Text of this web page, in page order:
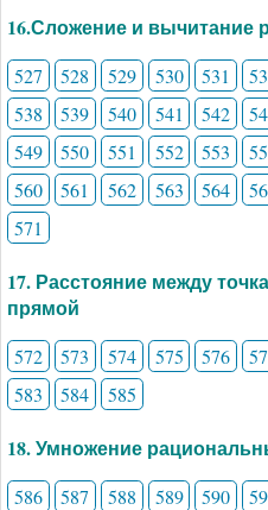
16.Сложение и вычитание
527 528 529 530 531
538
539 540 541 542
549
550 551 552 553
560
561 562 563 564
571
17. Расстояние между
прямой
572 573 574 575 576
583
584 585
18. Умножение
586 587 588 589 590